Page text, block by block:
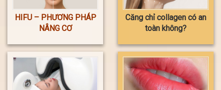
HIFU – PHƯƠNG PHÁP
NÂNG CƠ
Căng chỉ collagen có an
toàn không?